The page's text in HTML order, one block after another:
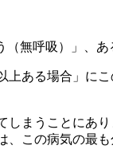
無呼吸）」、
ある場合」に
まうことにあ
、この病気の最